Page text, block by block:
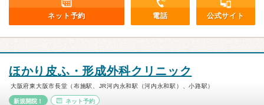
ネット予約 電話 公式サイト
ほかり皮ふ・形成外科クリニック
大阪府東大阪市長堂（布施駅、JR河内永和駅（河内永和駅）、小路駅）
新規開院！ ネット予約